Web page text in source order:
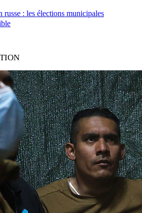
russe : les élections municipales